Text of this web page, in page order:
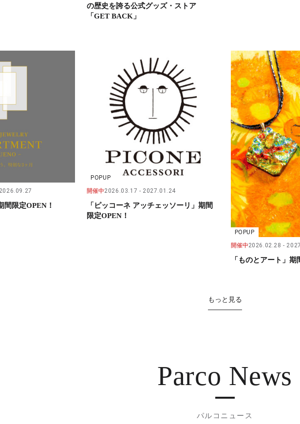
の歴史を誇る公式グッズ・ストア
「GET BACK」
2026.09.27
間限定OPEN！
POPUP
開催中2026.03.17 2027.01.24
「ピッコーネ アッチェッソーリ」期間
限定OPEN！
POPUP
開催中2026.02.28
「ものとアート」
もっと見る
Parco News
パルコニュース